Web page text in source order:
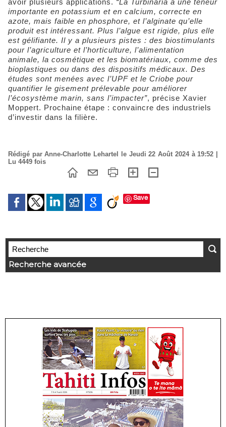
avoir plusieurs applications. “La Turbinaria a une teneur
importante en potassium et en calcium, correcte en
azote, mais faible en phosphore, et l’alginate qu’elle
produit est intéressant. Plus l’algue est rigide, plus elle
est gélifiante. Il y a plusieurs pistes : des biostimulants
pour l’agriculture et l’horticulture, l’alimentation
animale, la cosmétique et les biomatériaux, comme des
bioplastiques ou dans des dispositifs médicaux. Des
études sont menées avec l’UPF et le Criobe pour
quantifier le gisement prélevable pour améliorer
l’écosystème marin, sans l’impacter”, précise Xavier
Moppert. Prochaine étape : convaincre des industriels
d’investir dans la filière.
Rédigé par Anne-Charlotte Lehartel le Jeudi 22 Août 2024 à 19:52 |
Lu 4449 fois
Save
Recherche avancée